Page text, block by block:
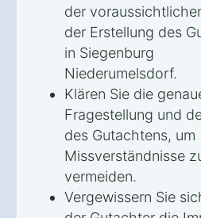
der
der Erstellung des
in Siegenburg
Niederumelsdorf.
Klären Sie die
Fragestellung und
des Gutachtens, um
Missverständnisse
vermeiden.
Vergewissern Sie